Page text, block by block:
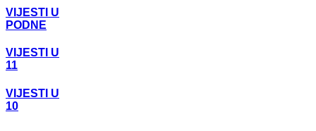
VIJESTI U
PODNE
VIJESTI U
11
VIJESTI U
10